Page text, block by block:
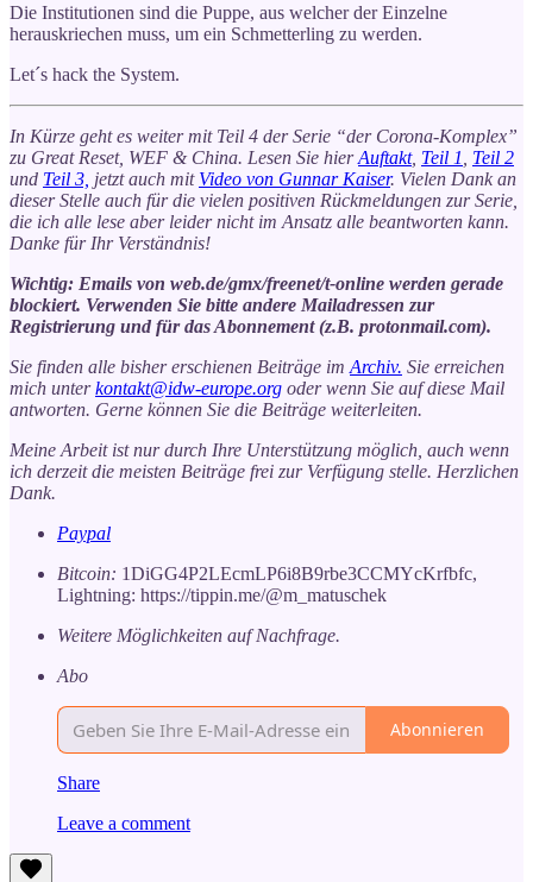
Die Institutionen sind die Puppe, aus welcher der Einzelne
herauskriechen muss, um ein Schmetterling zu werden.
Let´s hack the System.
In Kürze geht es weiter mit Teil 4 der Serie “der Corona-Komplex”
zu Great Reset, WEF & China. Lesen Sie hierAuftakt, Teil 1
Teil 2
und Teil 3, jetzt auch mit Video von Gunnar Kaiser. Vielen Dank an
dieser Stelle auch für die vielen positiven Rückmeldungen zur Serie,
die ich alle lese aber leider nicht im Ansatz alle beantworten kann.
Danke für Ihr Verständnis!
Wichtig: Emails von web.de/gmx/freenet/t-online werden gerade
blockiert. Verwenden Sie bitte andere Mailadressen zur
Registrierung und für das Abonnement (z.B. protonmail.com).
Sie finden alle bisher erschienen Beiträge im Archiv. Sie erreichen
mich unterkontakt@idw-europe.org oder wenn Sie auf diese Mail
antworten. Gerne können Sie die Beiträge weiterleiten.
Meine Arbeit ist nur durch Ihre Unterstützung möglich, auch wenn
ich derzeit die meisten Beiträge frei zur Verfügung stelle. Herzlichen
Dank.
Paypal
Bitcoin: 1DiGG4P2LEcmLP6i8B9rbe3CCMYcKrfbfc,
Lightning: https://tippin.me/@m_matuschek
Weitere Möglichkeiten auf Nachfrage.
Abo
Abonnieren
Share
Leave a comment